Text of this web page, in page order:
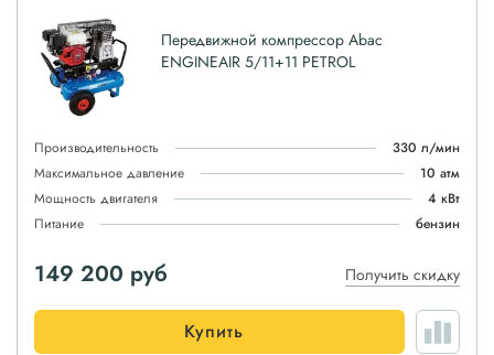
Передвижной компрессор Abac
ENGINEAIR 5/11+11 PETROL
Производительность
330 л/мин
Максимальное давление
10 атм
Мощность двигателя
4 кВт
Питание
бензин
149 200 руб Получить скидку
Купить